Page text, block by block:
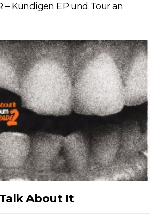
– Kündigen EP und Tour an
Talk About It